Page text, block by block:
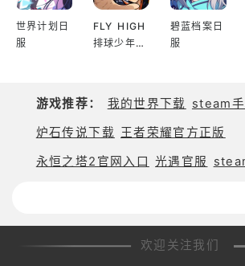
世界计划日
服
FLY HIGH
排球少年日
碧蓝档案日
服
游戏推荐： 我的世界下载 steam
炉石传说下载 王者荣耀官方正版
永恒之塔2官网入口 光遇官服
欢迎关注我们